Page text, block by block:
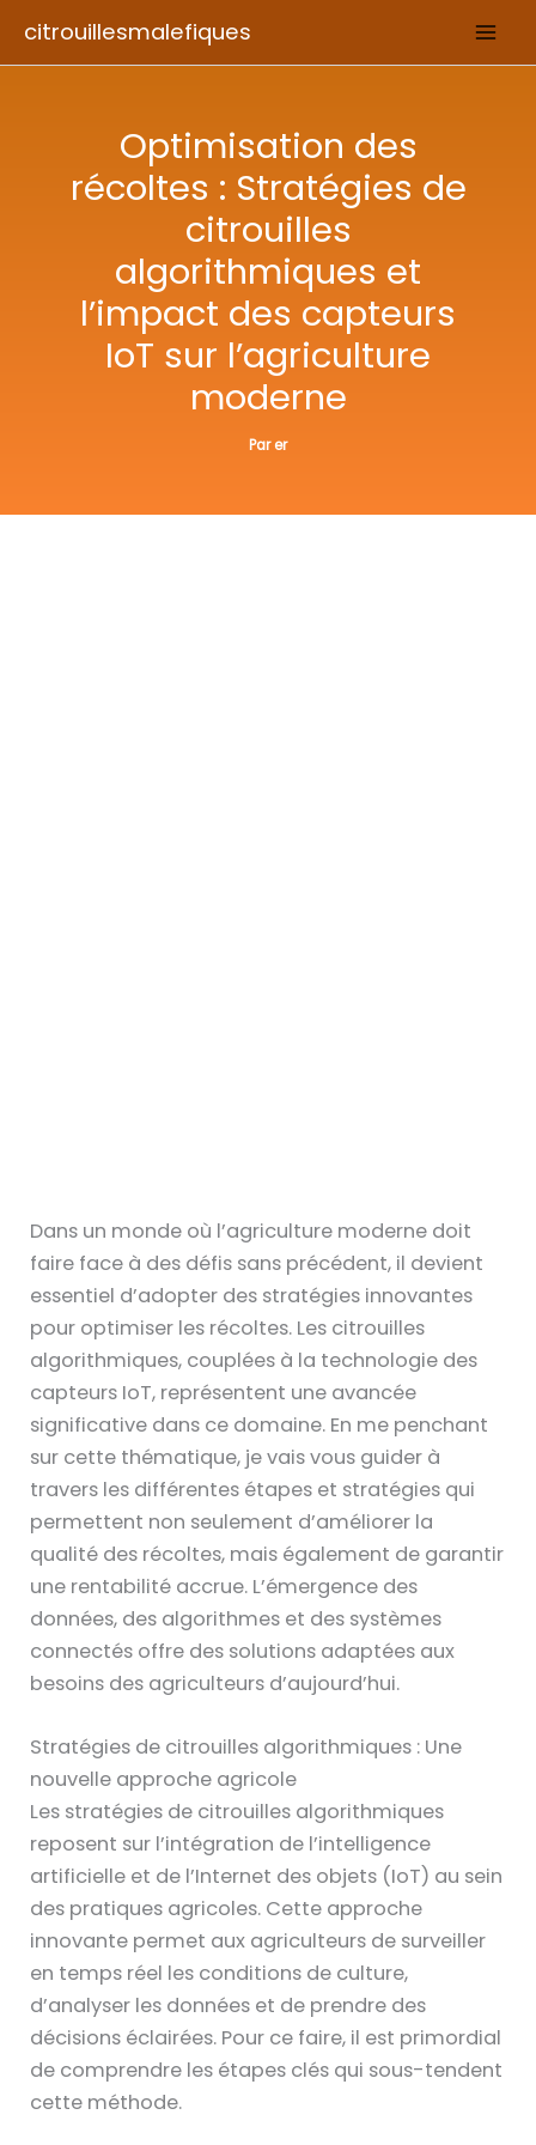
citrouillesmalefiques
Optimisation des
récoltes : Stratégies de
citrouilles
algorithmiques et
l’impact des capteurs
IoT sur l’agriculture
moderne
Parer
Dans un monde où l’agriculture moderne doit
faire face à des défis sans précédent, il devient
essentiel d’adopter des stratégies innovantes
pour optimiser les récoltes. Les citrouilles
algorithmiques, couplées à la technologie des
capteurs IoT, représentent une avancée
significative dans ce domaine. En me penchant
sur cette thématique, je vais vous guider à
travers les différentes étapes et stratégies qui
permettent non seulement d’améliorer la
qualité des récoltes, mais également de garantir
une rentabilité accrue. L’émergence des
données, des algorithmes et des systèmes
connectés offre des solutions adaptées aux
besoins des agriculteurs d’aujourd’hui.
Stratégies de citrouilles algorithmiques : Une
nouvelle approche agricole
Les stratégies de citrouilles algorithmiques
reposent sur l’intégration de l’intelligence
artificielle et de l’Internet des objets (IoT) au sein
des pratiques agricoles. Cette approche
innovante permet aux agriculteurs de surveiller
en temps réel les conditions de culture,
d’analyser les données et de prendre des
décisions éclairées. Pour ce faire, il est primordial
de comprendre les étapes clés qui sous-tendent
cette méthode.